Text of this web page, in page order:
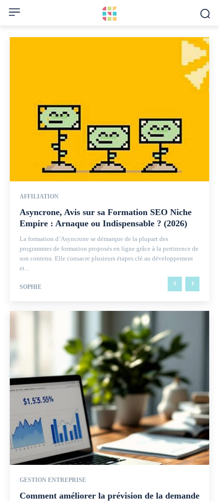
AFFILIATION
Asyncrone, Avis sur sa Formation SEO Niche
Empire : Arnaque ou Indispensable ? (2026)
La formation d’Asyncrone se démarque de la plupart des
programmes de formation proposés en ligne grâce à la pertinence de
son contenu. Elle consacre plusieurs étapes clé au développement
et...
SOPHIE
GESTION ENTREPRISE
Comment améliorer la prévision de la demande